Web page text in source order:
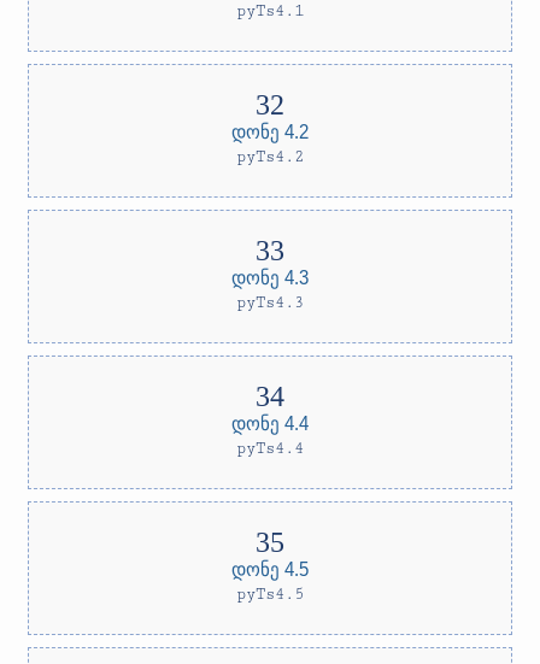
pyTs4.1
დონე 4.2
pyTs4.2
დონე 4.3
pyTs4.3
დონე 4.4
pyTs4.4
დონე 4.5
pyTs4.5